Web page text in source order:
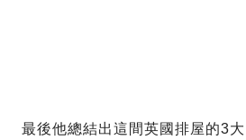
最後他總結出這間英國排屋的3